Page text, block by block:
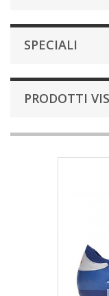
SPECIALI
PRODOTTI